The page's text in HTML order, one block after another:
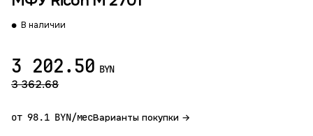
В наличии
3 202.50 BYN
3 362.68
от 98.1 BYN/месВарианты покупки →